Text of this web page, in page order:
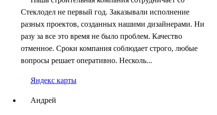
Стеклодел не первый год. Заказывали исполнение
разных проектов, созданных нашими дизайнерами. Ни
разу за все это время не было проблем. Качество
отменное. Сроки компания соблюдает строго, любые
вопросы решает оперативно. Несколь...
Яндекс карты
Андрей